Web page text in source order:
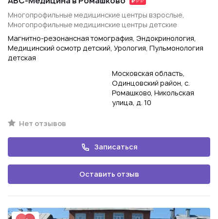
Многопрофильные медицинские центры взрослые,
Многопрофильные медицинские центры детские
Магнитно-резонансная томография, Эндокринология,
Медицинский осмотр детский, Урология, Пульмонология
детская
Московская область,
Одинцовский район, с.
Ромашково, Никольская
улица, д. 10
Нет отзывов
Записаться
Оставить отзыв